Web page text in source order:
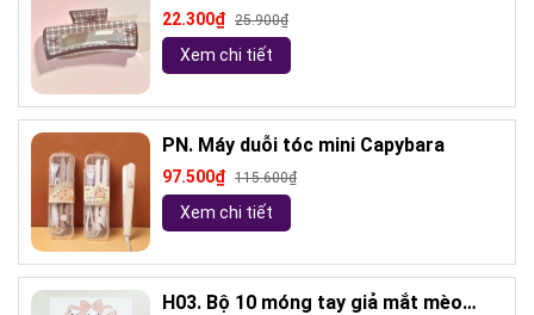
22.300₫ 25.900₫
Xem chi tiết
PN. Máy duỗi tóc mini Capybara
97.500₫ 115.600₫
Xem chi tiết
H03. Bộ 10 móng tay giả mắt mèo